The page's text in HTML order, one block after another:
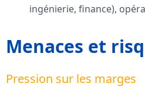
ingénierie, finance),
Menaces et
Pression sur les marges